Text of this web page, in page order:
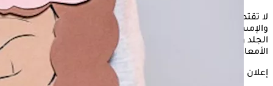
لا تقتصر علامات اضطراب صحة الأمعاء
على الانتفاخ والإسهال
والإمساك فقط، فقد تشير إلى أعراض أخرى، مثل التعب ومشاكل
الجلد والالتهابات المتكررة وتقلبات المزاج، إلى ضعف صحة
الأمعاء.
إعلان